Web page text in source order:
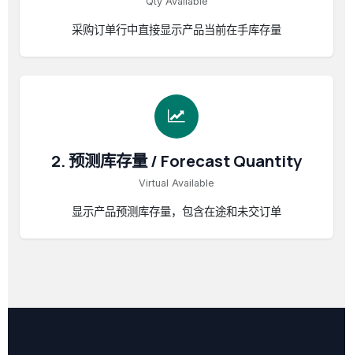
采购订单行中直接显示产品当前在手库存量
2. 预测库存量 / Forecast Quantity
Virtual Available
显示产品预测库存量，包含在途和未交订单